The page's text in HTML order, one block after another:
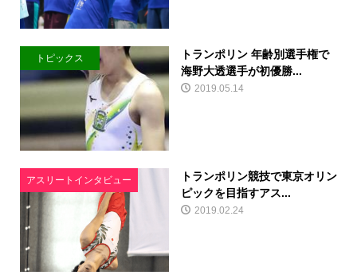
トピックス
トランポリン 年齢別選手権で
海野大透選手が初優勝...
2019.05.14
アスリートインタビュー
トランポリン競技で東京オリン
ピックを目指すアス...
2019.02.24